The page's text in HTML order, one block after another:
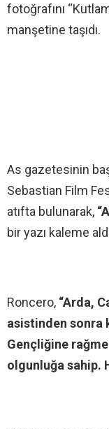
fotoğrafını
manşetine taşıdı.
As gazetesinin
Sebastian Film
atıfta bulunarak,
bir yazı kaleme
Roncero, “Arda,
asistinden sonra
Gençliğine
olgunluğa sahip.